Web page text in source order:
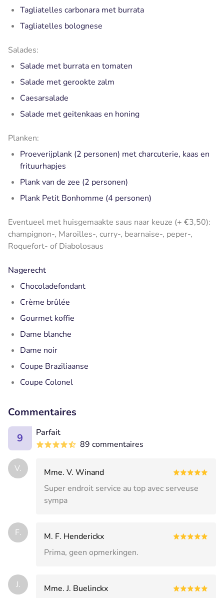
Tagliatelles carbonara met burrata
Tagliatelles bolognese
Salades:
Salade met burrata en tomaten
Salade met gerookte zalm
Caesarsalade
Salade met geitenkaas en honing
Planken:
Proeverijplank (2 personen) met charcuterie, kaas en
frituurhapjes
Plank van de zee (2 personen)
Plank Petit Bonhomme (4 personen)
Eventueel met huisgemaakte saus naar keuze (+ €3,50):
champignon-, Maroilles-, curry-, bearnaise-, peper-,
Roquefort- of Diabolosaus
Nagerecht
Chocoladefondant
Crème brûlée
Gourmet koffie
Dame blanche
Dame noir
Coupe Braziliaanse
Coupe Colonel
Commentaires
9
Parfait
89 commentaires
V.
Mme. V. Winand
Super endroit service au top avec serveuse
sympa
F.
M. F. Henderickx
Prima, geen opmerkingen.
J.
Mme. J. Buelinckx